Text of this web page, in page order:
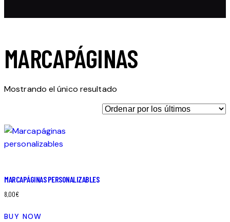
MARCAPÁGINAS
Mostrando el único resultado
MARCAPÁGINAS PERSONALIZABLES
8,00€
BUY NOW